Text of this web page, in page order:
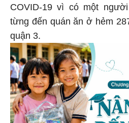
COVID-19 vì có một
từng đến quán ăn ở hẻm
quận 3.